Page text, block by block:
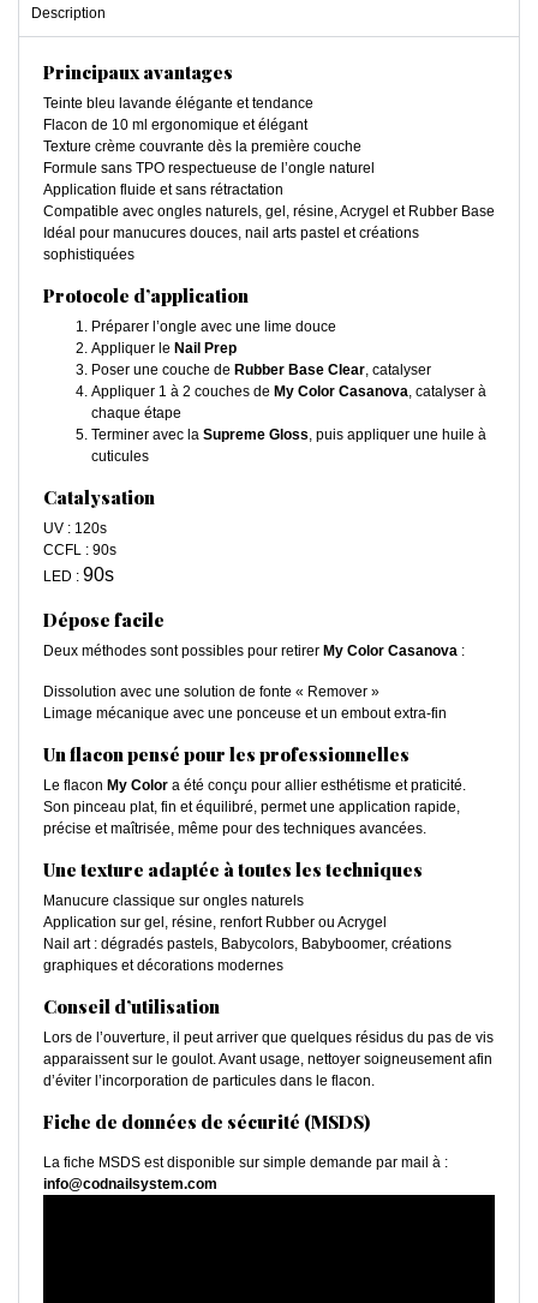
Description
Principaux avantages
Teinte bleu lavande élégante et tendance
Flacon de 10 ml ergonomique et élégant
Texture crème couvrante dès la première couche
Formule sans TPO respectueuse de l’ongle naturel
Application fluide et sans rétractation
Compatible avec ongles naturels, gel, résine, Acrygel et Rubber Base
Idéal pour manucures douces, nail arts pastel et créations
sophistiquées
Protocole d’application
Préparer l’ongle avec une lime douce
Appliquer le Nail Prep
Poser une couche de Rubber Base Clear, catalyser
Appliquer 1 à 2 couches de My Color Casanova, catalyser à
chaque étape
Terminer avec la Supreme Gloss, puis appliquer une huile à
cuticules
Catalysation
UV : 120s
CCFL : 90s
LED : 90s
Dépose facile
Deux méthodes sont possibles pour retirer My Color Casanova :
Dissolution avec une solution de fonte « Remover »
Limage mécanique avec une ponceuse et un embout extra-fin
Un flacon pensé pour les professionnelles
Le flacon My Color a été conçu pour allier esthétisme et praticité.
Son pinceau plat, fin et équilibré, permet une application rapide,
précise et maîtrisée, même pour des techniques avancées.
Une texture adaptée à toutes les techniques
Manucure classique sur ongles naturels
Application sur gel, résine, renfort Rubber ou Acrygel
Nail art : dégradés pastels, Babycolors, Babyboomer, créations
graphiques et décorations modernes
Conseil d’utilisation
Lors de l’ouverture, il peut arriver que quelques résidus du pas de vis
apparaissent sur le goulot. Avant usage, nettoyer soigneusement afin
d’éviter l’incorporation de particules dans le flacon.
Fiche de données de sécurité (MSDS)
La fiche MSDS est disponible sur simple demande par mail à :
info@codnailsystem.com